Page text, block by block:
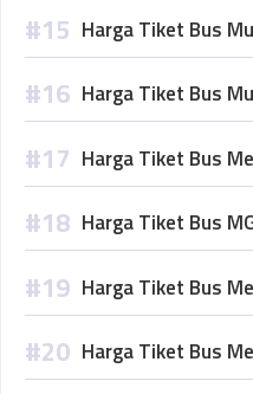
Harga Tiket Bus
Harga Tiket Bus
Harga Tiket Bus
Harga Tiket Bus
Harga Tiket Bus
Harga Tiket Bus